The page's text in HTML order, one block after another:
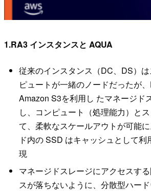
1.RA3 インスタンスと AQUA
従来のインスタンス（DC、DS）
ピュートが一緒のノードだったが
Amazon S3を利⽤し たマネージド
し、コンピュート（処理能⼒）と
て、柔軟なスケールアウトが可能
ド内の SSD はキャッシュとして
現
マネージドスレージにアクセスす
スが落ちないように、分散型ハー